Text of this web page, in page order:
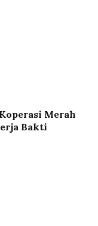
Merah
Bakti